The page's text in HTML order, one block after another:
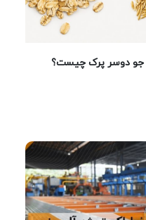
دوسر پرک چیست؟